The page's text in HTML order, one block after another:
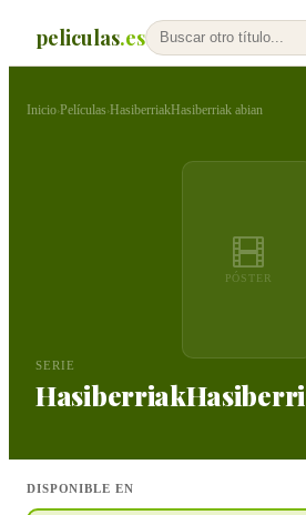
peliculas.es
Inicio›Películas›HasiberriakHasiberriak abian
PÓSTER
SERIE
DISPONIBLE EN